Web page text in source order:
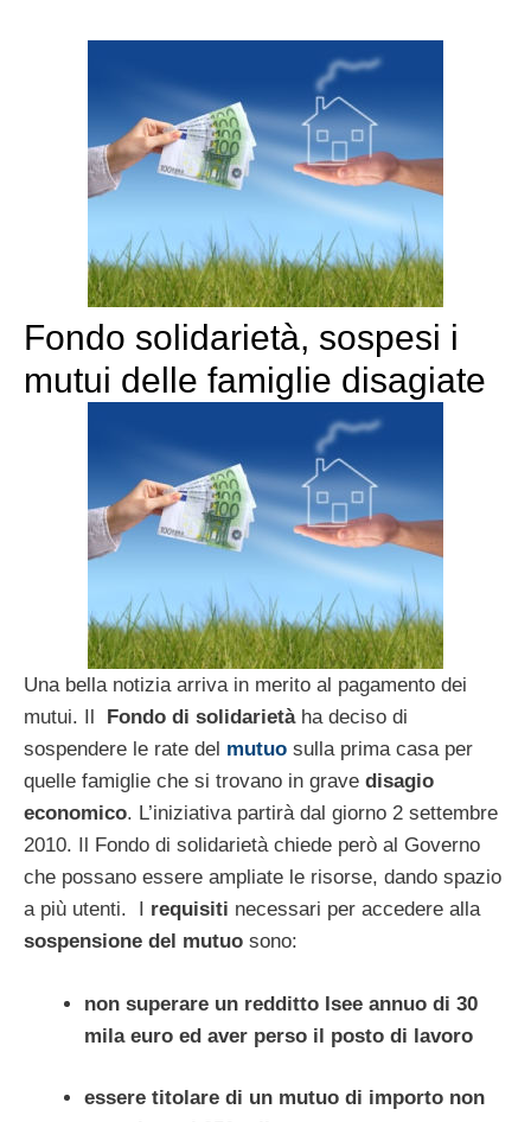
Fondo solidarietà, sospesi i
mutui delle famiglie disagiate
Una bella notizia arriva in merito al pagamento dei
mutui. Il
Fondo di solidarietàha deciso di
sospendere le rate del mutuo sulla prima casa per
quelle famiglie che si trovano in grave disagio
economico. L’iniziativa partirà dal giorno 2 settembre
2010. Il Fondo di solidarietà chiede però al Governo
che possano essere ampliate le risorse, dando spazio
a più utenti. I requisiti necessari per accedere alla
sospensione del mutuo sono:
non superare un redditto Isee annuo di 30
mila euro ed aver perso il posto di lavoro
essere titolare di un mutuo di importo non